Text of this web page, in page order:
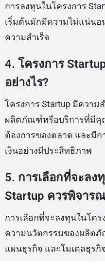
การลงทุนในโครงการ
เริ่มต้นมักมีความไม่แน่นอ
ความสำเร็จ
4. โครงการ
อย่างไร?
โครงการ Startup มีความ
ผลิตภัณฑ์หรือบริการที่มีคุ
ต้องการของตลาด และมี
เงินอย่างมีประสิทธิภาพ
5. การเลือกที่จะลง
Startup ควรพิจาร
การเลือกที่จะลงทุนในโค
ความนวัตกรรมของผลิต
แผนธุรกิจ และโมเดลธุรกิ